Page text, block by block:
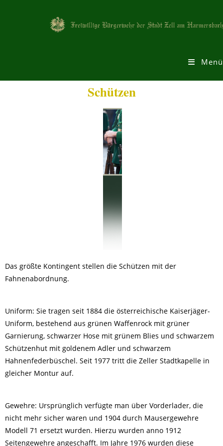
Menü
Schützen
Das größte Kontingent stellen die Schützen mit der
Fahnenabordnung.
Uniform: Sie tragen seit 1884 die österreichische Kaiserjäger-
Uniform, bestehend aus grünen Waffenrock mit grüner
Garnierung, schwarzer Hose mit grünem Blies und schwarzem
Schützenhut mit goldenem Adler und schwarzem
Hahnenfederbüschel. Seit 1977 tritt die Zeller Stadtkapelle in
gleicher Montur auf.
Gewehre: Ursprünglich verfügte man über Vorderlader, die
nicht mehr sicher waren und 1904 durch Mausergewehre
Modell 71 ersetzt wurden. Hierzu wurden anno 1912
Seitengewehre angeschafft. Im Jahre 1976 wurden diese